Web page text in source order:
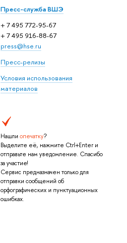
Пресс-служба ВШЭ
+ 7 495 772-95-67
+ 7 495 916-88-67
press@hse.ru
Пресс-релизы
Условия использования
материалов
Нашли опечатку?
Выделите её, нажмите Ctrl+Enter и
отправьте нам уведомление. Спасибо
за участие!
Сервис предназначен только для
отправки сообщений об
орфографических и пунктуационных
ошибках.